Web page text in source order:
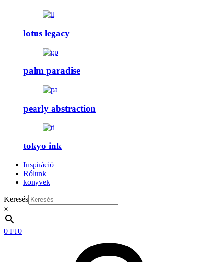
lotus legacy
palm paradise
pearly abstraction
tokyo ink
Inspiráció
Rólunk
könyvek
Keresés
×
0 Ft 0